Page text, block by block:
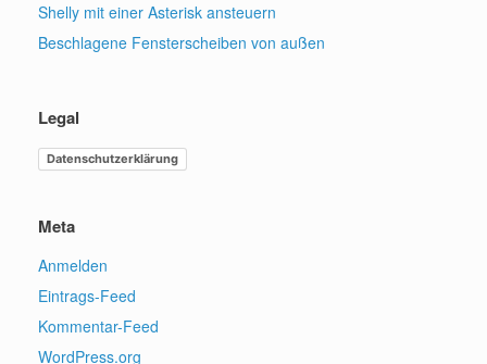
Shelly mit einer Asterisk ansteuern
Beschlagene Fensterscheiben von außen
Legal
Datenschutzerklärung
Meta
Anmelden
Eintrags-Feed
Kommentar-Feed
WordPress.org